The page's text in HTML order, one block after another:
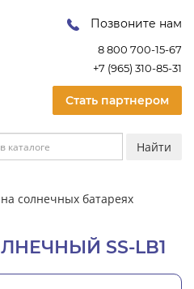
Позвоните нам
8 800 700-15-67
+7 (965) 310-85-31
Стать партнером
Найти
солнечных батареях
SS-LB1